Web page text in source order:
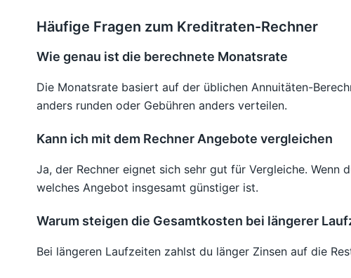
Häufige Fragen zum Kreditraten-Rechner
Wie genau ist die berechnete Monatsrate
Die Monatsrate basiert auf der üblichen Annuitäten-
anders runden oder Gebühren anders verteilen.
Kann ich mit dem Rechner Angebote vergleichen
Ja, der Rechner eignet sich sehr gut für Vergleiche.
welches Angebot insgesamt günstiger ist.
Warum steigen die Gesamtkosten bei längerer
Bei längeren Laufzeiten zahlst du länger Zinsen auf die